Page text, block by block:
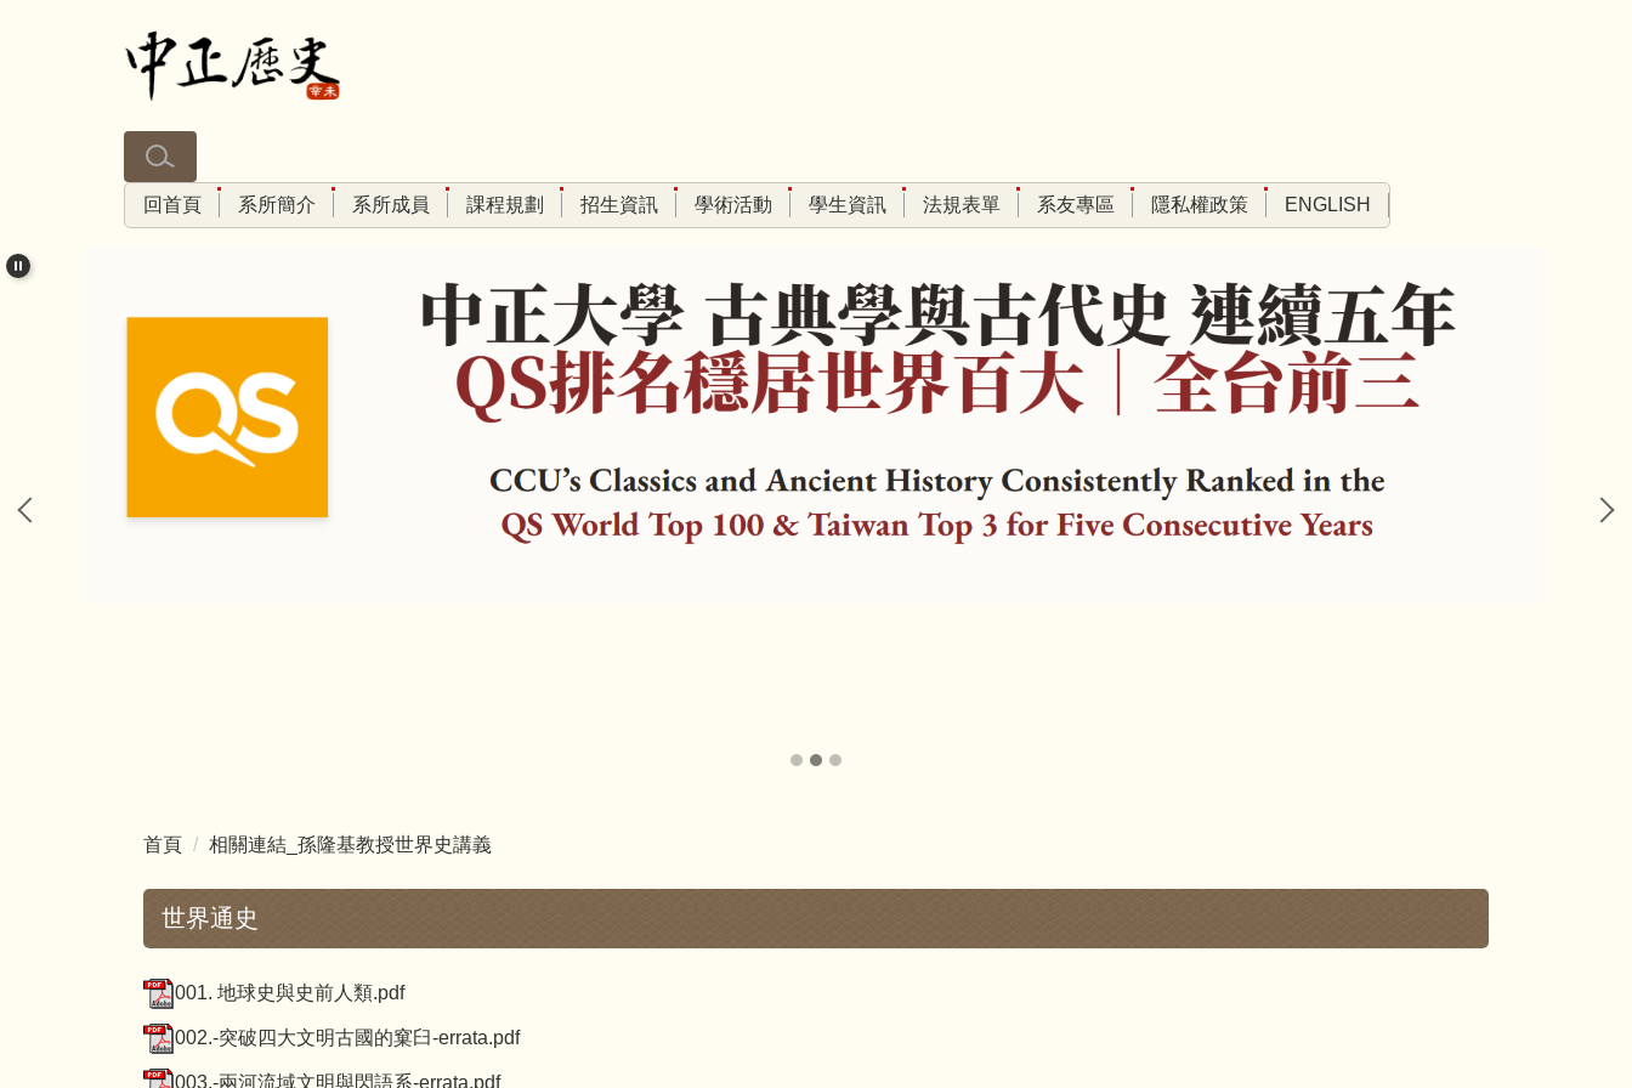
回首頁 系所簡介 系所成員 課程規劃 招生資訊 學術活動 學生資訊 法規表單 系友專區 隱私權政策 ENGLISH
首頁 相關連結_孫隆基教授世界史講義
世界通史
001. 地球史與史前人類.pdf
002.-突破四大文明古國的窠臼-errata.pdf
003.-兩河流域文明與閃語系-errata.pdf